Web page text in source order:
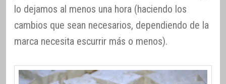
lo dejamos al menos una hora (haciendo los
cambios que sean necesarios, dependiendo de la
marca necesita escurrir más o menos).